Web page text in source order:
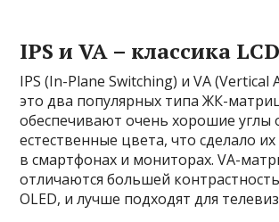
IPS и VA – классика LCD
IPS (In-Plane Switching) и VA
это два популярных типа ЖК-
обеспечивают очень хорошие углы
естественные цвета, что сделало
в смартфонах и мониторах. VA-
отличаются большей
OLED, и лучше подходят для